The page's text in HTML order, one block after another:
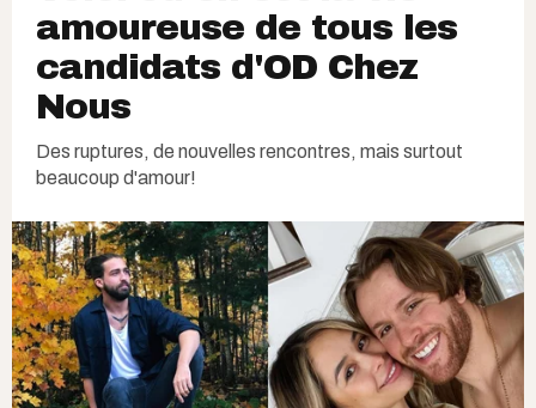
amoureuse de tous les
candidats d'OD Chez
Nous
Des ruptures, de nouvelles rencontres, mais surtout
beaucoup d'amour!